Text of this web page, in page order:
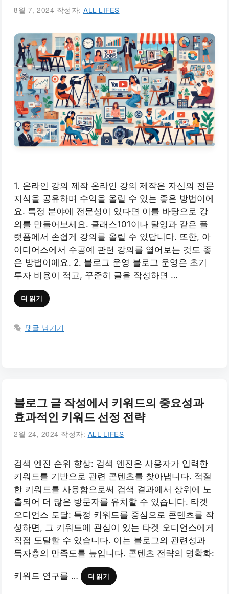
8월 7, 2024 작성자: ALL-LIFES
1. 온라인 강의 제작 온라인 강의 제작은 자신의 전문
지식을 공유하며 수익을 올릴 수 있는 좋은 방법이에
요. 특정 분야에 전문성이 있다면 이를 바탕으로 강
의를 만들어보세요. 클래스101이나 탈잉과 같은 플
랫폼에서 손쉽게 강의를 올릴 수 있답니다. 또한, 아
이디어스에서 수공예 관련 강의를 열어보는 것도 좋
은 방법이에요. 2. 블로그 운영 블로그 운영은 초기
투자 비용이 적고, 꾸준히 글을 작성하면 …
더 읽기
댓글 남기기
블로그 글 작성에서 키워드의 중요성과
효과적인 키워드 선정 전략
2월 24, 2024 작성자: ALL-LIFES
검색 엔진 순위 향상: 검색 엔진은 사용자가 입력한
키워드를 기반으로 관련 콘텐츠를 찾아냅니다. 적절
한 키워드를 사용함으로써 검색 결과에서 상위에 노
출되어 더 많은 방문자를 유치할 수 있습니다. 타겟
오디언스 도달: 특정 키워드를 중심으로 콘텐츠를 작
성하면, 그 키워드에 관심이 있는 타겟 오디언스에게
직접 도달할 수 있습니다. 이는 블로그의 관련성과
독자층의 만족도를 높입니다. 콘텐츠 전략의 명확화:
키워드 연구를 … 더 읽기